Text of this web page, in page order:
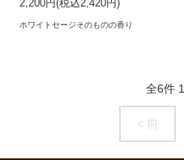
2,200円(税込2,420円)
ホワイトセージそのものの香り
全6件 1
< 前